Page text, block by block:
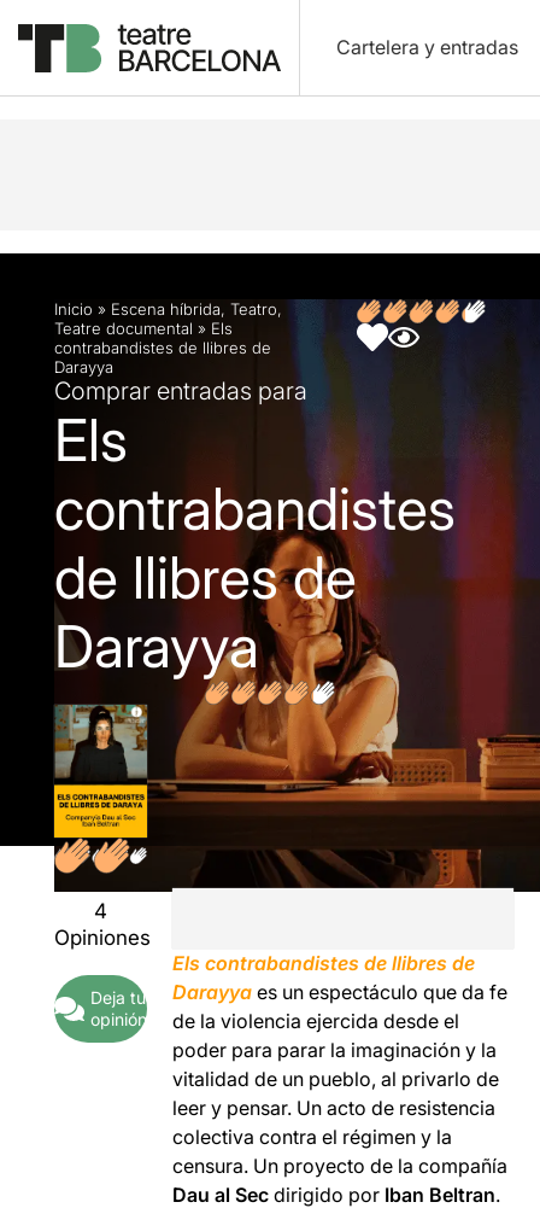
Cartelera y entradas
Descripción Ficha artística Fotos y vídeos
Inicio » Escena híbrida, Teatro,
Teatre documental » Els
contrabandistes de llibres de
Darayya
Comprar entradas para
Els
contrabandistes
de llibres de
Darayya
4
Opiniones
Deja tu
opinión
Els contrabandistes de llibres de
Darayya es un espectáculo que da fe
de la violencia ejercida desde el
poder para parar la imaginación y la
vitalidad de un pueblo, al privarlo de
leer y pensar. Un acto de resistencia
colectiva contra el régimen y la
censura. Un proyecto de la compañía
Dau al Secdirigido por Iban Beltran.